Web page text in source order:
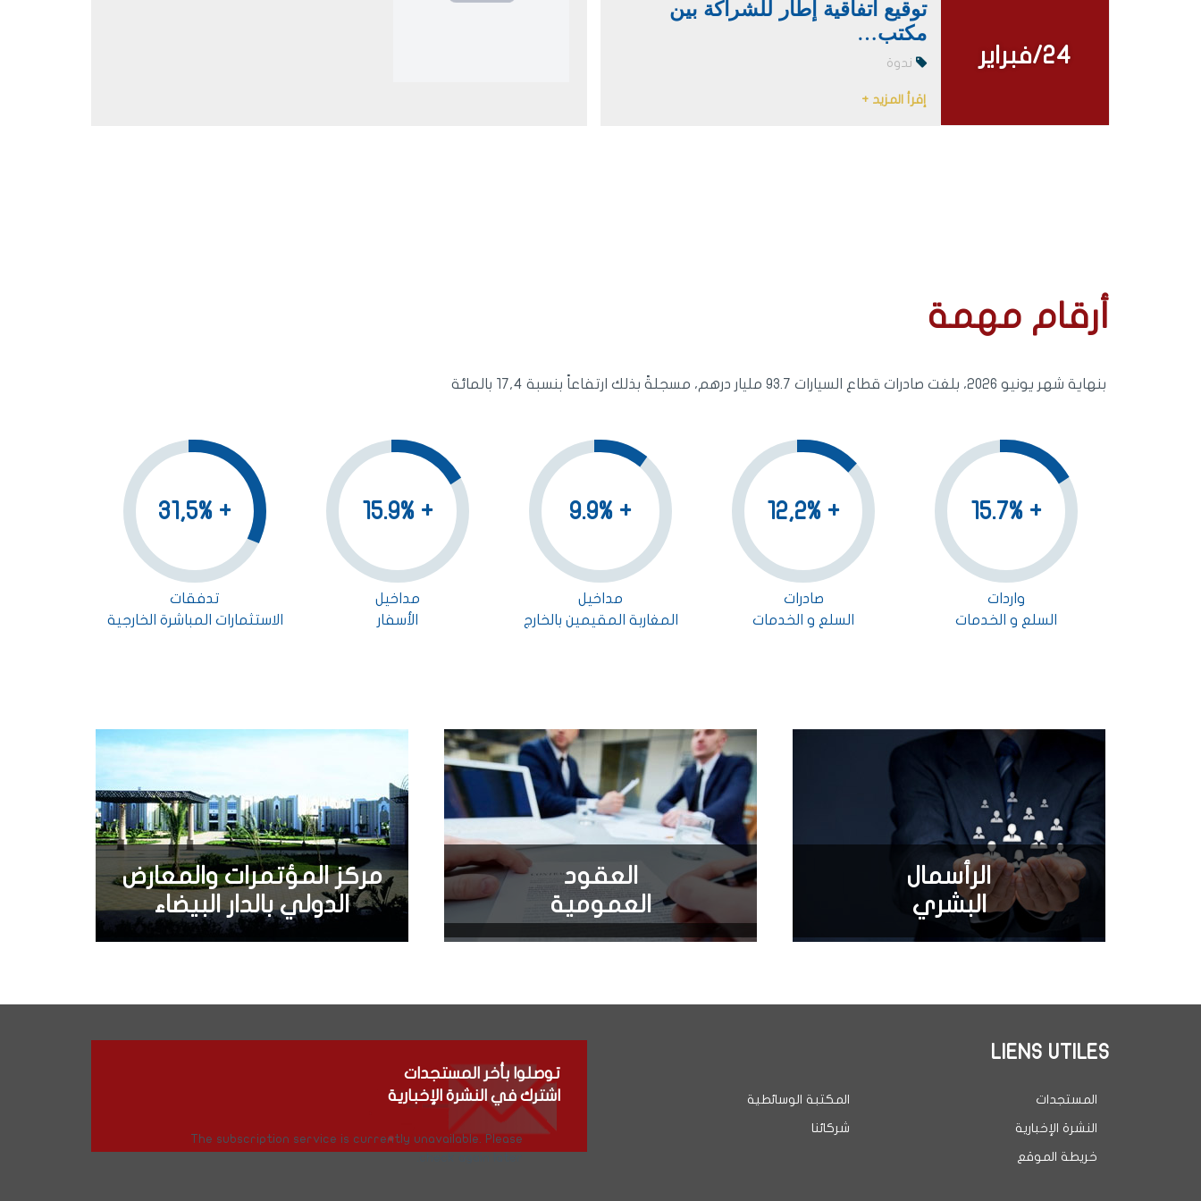
24/فبراير
24/فبراير
توقيع اتفاقية إطار للشراكة بين
مكتب…
ندوة
إقرأ المزيد +
أرقام مهمة
بنهاية شهر يونيو 2026، بلغت صادرات قطاع السيارات 93.7 مليار درهم، مسجلةً بذلك ارتفاعاً بنسبة 17,4 بالمائة
+ 15.7%
واردات
السلع و الخدمات
+ 12,2%
صادرات
السلع و الخدمات
+ 9.9%
مداخيل
المغاربة المقيمين بالخارج
+ 15.9%
مداخيل
الأسفار
+ 31,5%
تدفقات
الاستثمارات المباشرة الخارجية
الرأسمال
البشري
العقود
العمومية
مركز المؤتمرات والمعارض
الدولي بالدار البيضاء
LIENS UTILES
المستجدات
النشرة الإخبارية
خريطة الموقع
المكتبة الوسائطية
شركائنا
توصلوا بأخر المستجدات
اشترك في النشرة الإخبارية
The subscription service is currently unavailable. Please